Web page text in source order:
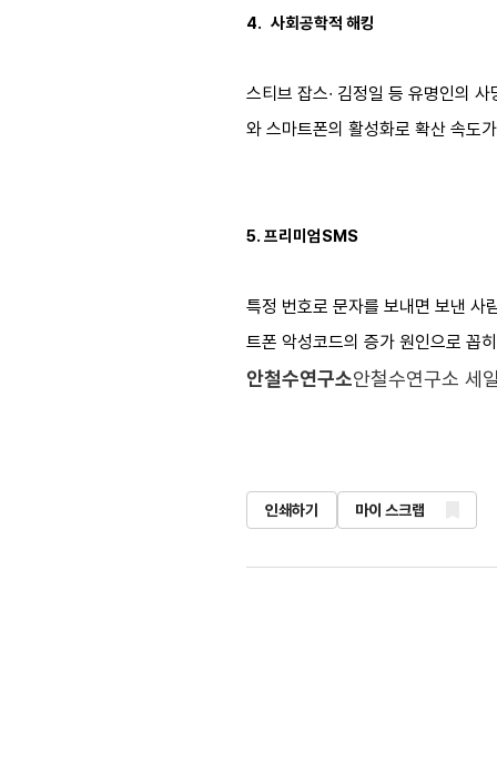
4. 사회공학적 해킹
스티브 잡스∙ 김정일 등 유명인의 사
와 스마트폰의 활성화로 확산 속도
5. 프리미엄SMS
특정 번호로 문자를 보내면 보낸 사
트폰 악성코드의 증가 원인으로 꼽
안철수연구소안철수연구소 세
인쇄하기 마이 스크랩